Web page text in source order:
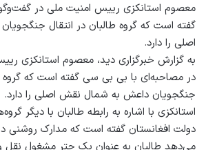
معصوم استانکزی رییس امنیت ملی در
گفته است که گروه طالبان در انتقال
اصلی را دارد.
به گزارش خبرگزاری دید، معصوم استانکزی
در مصاحبه‌ای با بی بی سی گفته است که گروه
جنگجویان داعش به شمال نقش اصلی را دارد.
استانکزی با اشاره به رابطه طالبان با دیگر
دولت افغانستان گفته است که مدارک روشنی